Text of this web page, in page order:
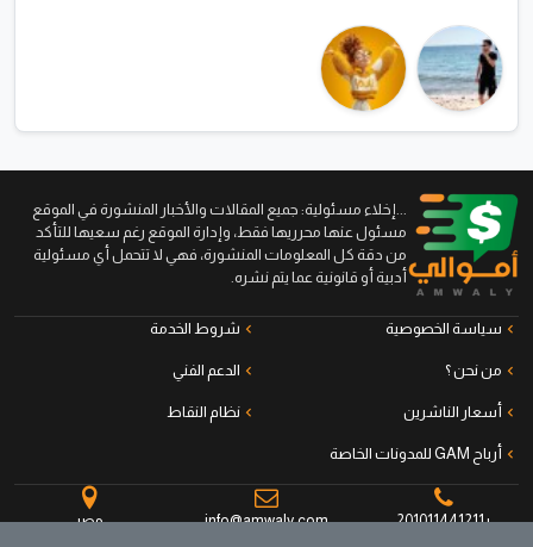
...إخلاء مسئولية: جميع المقالات والأخبار المنشورة في الموقع
مسئول عنها محرريها فقط، وإدارة الموقع رغم سعيها للتأكد
من دقة كل المعلومات المنشورة، فهي لا تتحمل أي مسئولية
أدبية أو قانونية عما يتم نشره.
سياسة الخصوصية شروط الخدمة
من نحن ؟ الدعم الفني
أسعار الناشرين نظام النقاط
أرباح GAM للمدونات الخاصة
+201011441211
info@amwaly.com
مصر